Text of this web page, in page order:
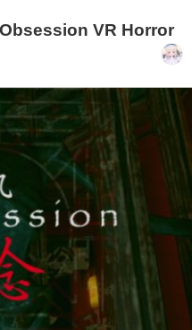
Obsession VR Horror